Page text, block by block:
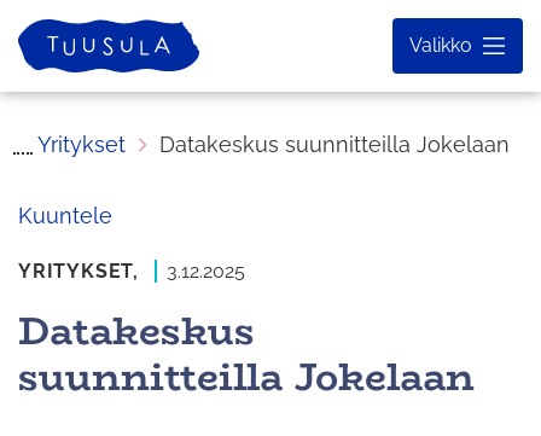
Siirry
sisältöön
Etusivu
Valikko
Yritykset Datakeskus suunnitteilla Jokelaan
Kuuntele
YRITYKSET, 3.12.2025
Datakeskus
suunnitteilla Jokelaan